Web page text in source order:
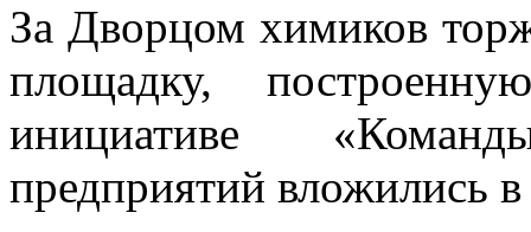
За Дворцом химиков
площадку,
инициативе
предприятий вложились